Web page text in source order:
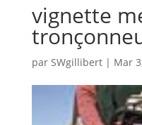
vignette
par SWgillibert| Mar